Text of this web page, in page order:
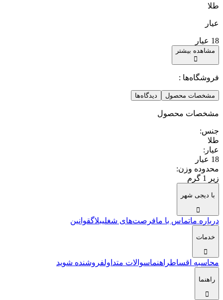
طلا
عیار
18 عیار
مشاهده بیشتر
فروشگاه‌ها :
مشخصات محصول دیدگاه‌ها
مشخصات محصول
جنس:
طلا
عیار :
18 عیار
محدوده وزن:
زیر 1 گرم
با دیجی شهر
درباره ماتماس با مافرصت‌های شغلیبلاگقوانین
خدمات
محاسبه اقساطراهنماسوالات متداولفروشنده شوید
راهنما